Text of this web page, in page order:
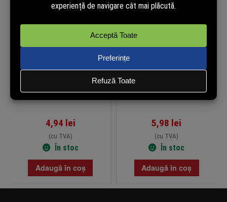
Baterii Camelion Super Heavy
bucăți
4,94 lei
(cu TVA)
În stoc
Adaugă în coș
Baterii Panasonic AAA LR3 1.5V
5,98 lei
(cu TVA)
În stoc
Adaugă în coș